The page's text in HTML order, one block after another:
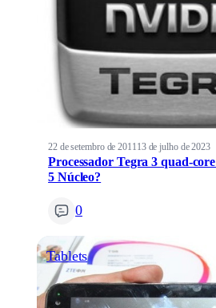
22 de setembro de 2011 13 de julho de 2023
Processador Tegra 3 quad-
5 Núcleo?
0
Tablets